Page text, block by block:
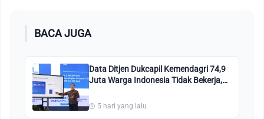
BACA JUGA
Data Ditjen Dukcapil Kemendagri 74,9
Juta Warga Indonesia Tidak Bekerja,
5 hari yang lalu